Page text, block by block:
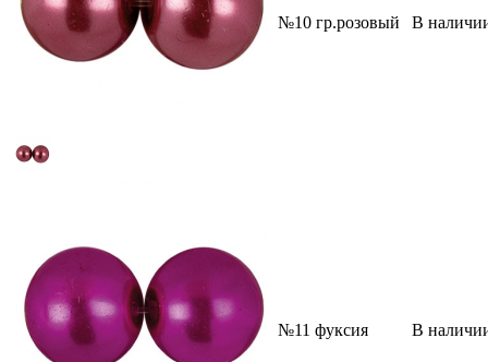
№10 гр.розовый В
№11 фуксия В